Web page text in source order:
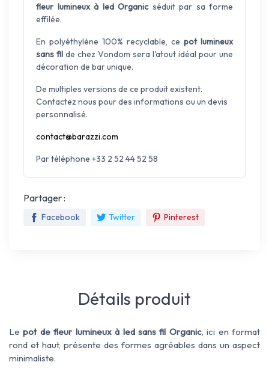
fleur lumineux à led Organicséduit par sa forme
effilée.
En polyéthylène 100% recyclable, ce pot lumineux
sans fil de chez Vondom sera l'atout idéal pour une
décoration de bar unique.
De multiples versions de ce produit existent.
Contactez nous pour des informations ou un devis
personnalisé.
contact@barazzi.com
Par téléphone +33 2 52 44 52 58
Partager :
Facebook Twitter Pinterest
Détails produit
Lepot de fleur lumineux à led sans fil Organic, ici en format
rond et haut, présente des formes agréables dans un aspect
minimaliste.